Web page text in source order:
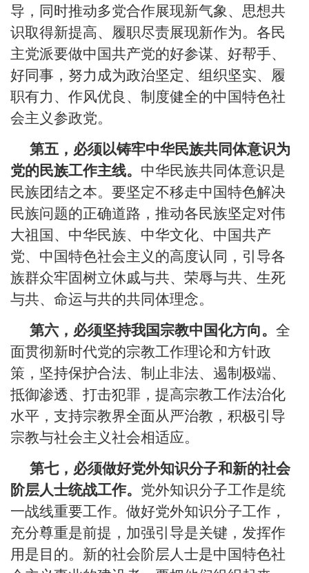
导，同时推动多党合作展现新气象、思想共
识取得新提高、履职尽责展现新作为。各民
主党派要做中国共产党的好参谋、好帮手、
好同事，努力成为政治坚定、组织坚实、履
职有力、作风优良、制度健全的中国特色社
会主义参政党。
第五，必须以铸牢中华民族共同体意识为
党的民族工作主线。 中华民族共同体意识是
民族团结之本。要坚定不移走中国特色解决
民族问题的正确道路，推动各民族坚定对伟
大祖国、中华民族、中华文化、中国共产
党、中国特色社会主义的高度认同，引导各
族群众牢固树立休戚与共、荣辱与共、生死
与共、命运与共的共同体理念。
第六，必须坚持我国宗教中国化方向。 全
面贯彻新时代党的宗教工作理论和方针政
策，坚持保护合法、制止非法、遏制极端、
抵御渗透、打击犯罪，提高宗教工作法治化
水平，支持宗教界全面从严治教，积极引导
宗教与社会主义社会相适应。
第七，必须做好党外知识分子和新的社会
阶层人士统战工作。 党外知识分子工作是统
一战线重要工作。做好党外知识分子工作，
充分尊重是前提，加强引导是关键，发挥作
用是目的。新的社会阶层人士是中国特色社